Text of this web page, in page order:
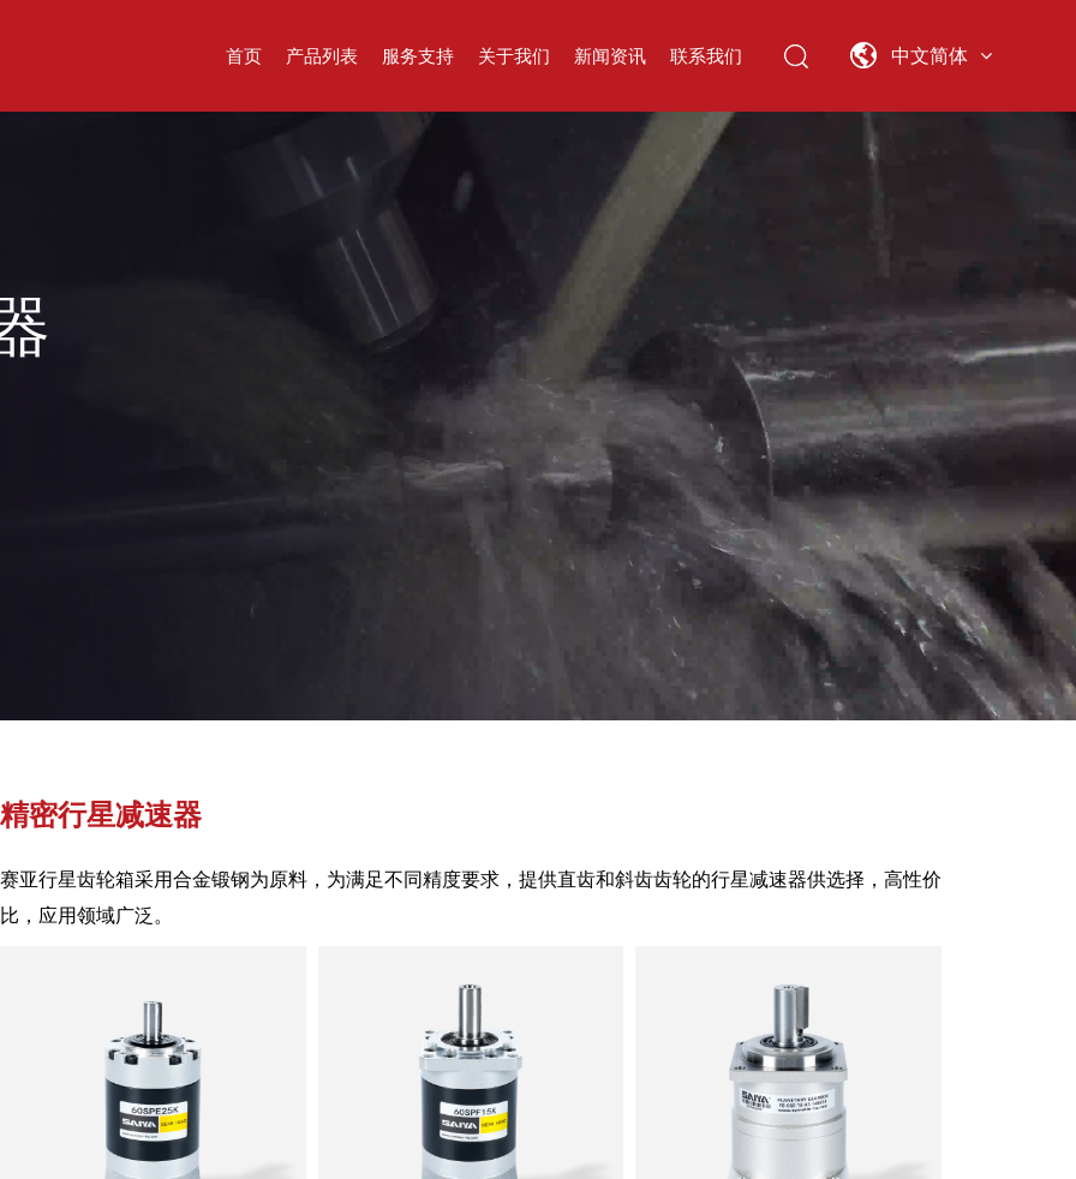
首页 产品列表 服务支持 关于我们 新闻资讯 联系我们 中文简体
精密行星减速器
赛亚行星齿轮箱采用合金锻钢为原料，为满足不同精度要求，提供直齿和斜齿齿轮的行星减速器供选择，高性价
比，应用领域广泛。